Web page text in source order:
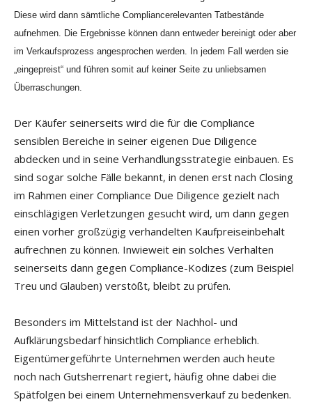
Diese wird dann sämtliche Compliancerelevanten Tatbestände
aufnehmen. Die Ergebnisse können dann entweder bereinigt oder aber
im Verkaufsprozess angesprochen werden. In jedem Fall werden sie
„eingepreist“ und führen somit auf keiner Seite zu unliebsamen
Überraschungen.
Der Käufer seinerseits wird die für die Compliance
sensiblen Bereiche in seiner eigenen Due Diligence
abdecken und in seine Verhandlungsstrategie einbauen. Es
sind sogar solche Fälle bekannt, in denen erst nach Closing
im Rahmen einer Compliance Due Diligence gezielt nach
einschlägigen Verletzungen gesucht wird, um dann gegen
einen vorher großzügig verhandelten Kaufpreiseinbehalt
aufrechnen zu können. Inwieweit ein solches Verhalten
seinerseits dann gegen Compliance-Kodizes (zum Beispiel
Treu und Glauben) verstößt, bleibt zu prüfen.
Besonders im Mittelstand ist der Nachhol- und
Aufklärungsbedarf hinsichtlich Compliance erheblich.
Eigentümergeführte Unternehmen werden auch heute
noch nach Gutsherrenart regiert, häufig ohne dabei die
Spätfolgen bei einem Unternehmensverkauf zu bedenken.